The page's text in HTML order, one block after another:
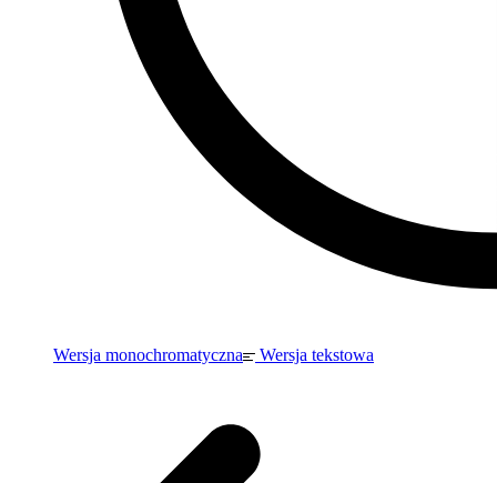
Wersja monochromatyczna Wersja tekstowa